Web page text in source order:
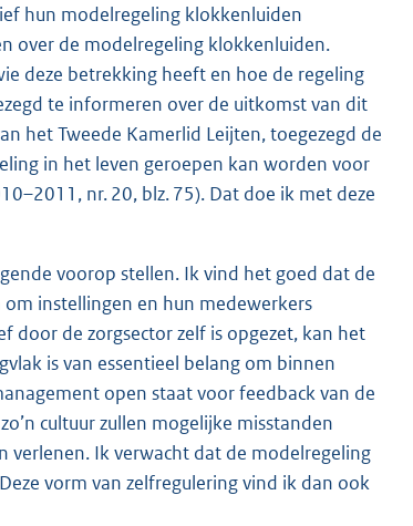
hun modelregeling klokkenluiden
over de modelregeling klokkenluiden.
deze betrekking heeft en hoe de regeling
te informeren over de uitkomst van dit
het Tweede Kamerlid Leijten, toegezegd de
in het leven geroepen kan worden voor
nr. 20, blz. 75). Dat doe ik met deze
voorop stellen. Ik vind het goed dat de
instellingen en hun medewerkers
de zorgsector zelf is opgezet, kan het
is van essentieel belang om binnen
open staat voor feedback van de
cultuur zullen mogelijke misstanden
verlenen. Ik verwacht dat de modelregeling
vorm van zelfregulering vind ik dan ook